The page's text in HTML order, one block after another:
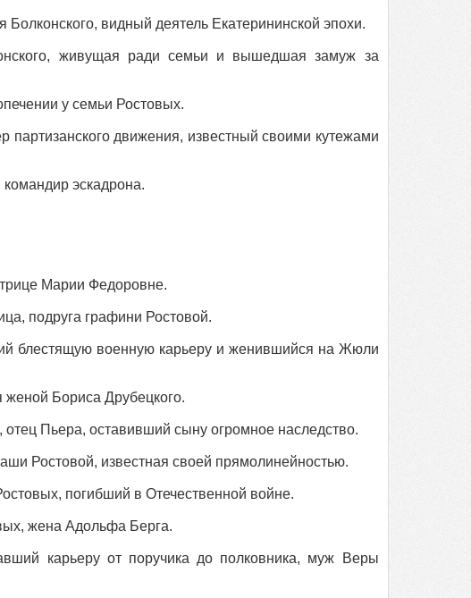
Болконского, видный деятель Екатерининской эпохи.
живущая ради семьи и вышедшая замуж за
у семьи Ростовых.
движения, известный своими кутежами
эскадрона.
Марии Федоровне.
подруга графини Ростовой.
блестящую военную карьеру и женившийся на Жюли
Бориса Друбецкого.
Пьера, оставивший сыну огромное наследство.
Ростовой, известная своей прямолинейностью.
погибший в Отечественной войне.
жена Адольфа Берга.
карьеру от поручика до полковника, муж Веры